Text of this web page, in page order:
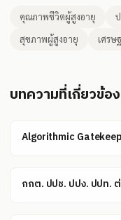
คุณภาพชีวิตผู้สูงอายุ
สุขภาพผู้สูงอายุ
เศรษ
บทความที่เกี่ยวข้อง
Algorithmic
กกต. ปปช. ปปง. ปปท.